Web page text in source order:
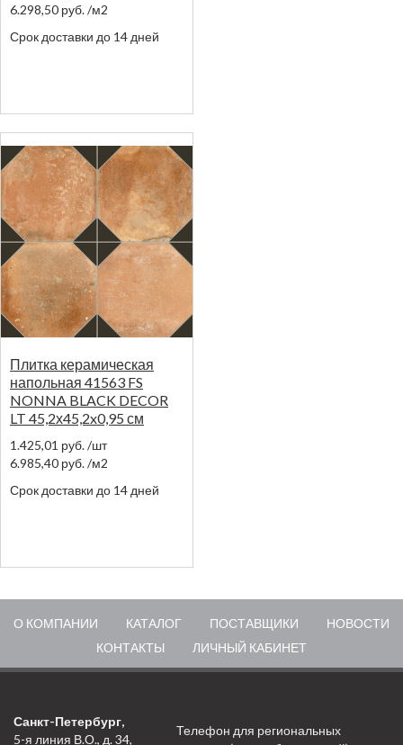
6.298,50 руб./м2
Срок доставки до 14 дней
Плитка керамическая
напольная 41563 FS
NONNA BLACK DECOR
LT 45,2х45,2x0,95 см
1.425,01 руб./шт
6.985,40 руб./м2
Срок доставки до 14 дней
О КОМПАНИИ КАТАЛОГ ПОСТАВЩИКИ
НОВОСТИ
КОНТАКТЫ
ЛИЧНЫЙ КАБИНЕТ
Санкт-Петербург,
5-я линия В.О., д. 34,
Телефон для региональных